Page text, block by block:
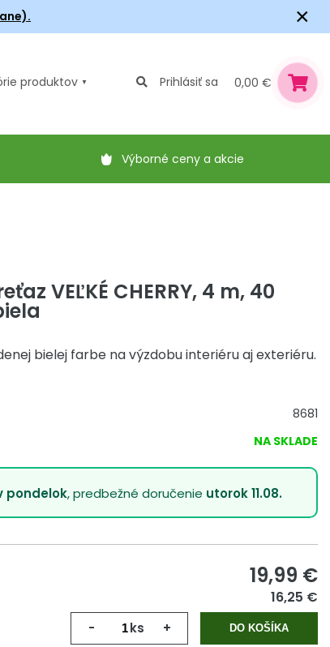
×
produktov Prihlásiť sa 0,00 €
Výborné ceny a akcie
VEĽKÉ CHERRY, 4 m, 40
bielej farbe na výzdobu interiéru aj exteriéru.
8681
NA SKLADE
pondelok, predbežné doručenie utorok 11.08.
19,99 €
16,25 €
- ks + DO KOŠÍKA